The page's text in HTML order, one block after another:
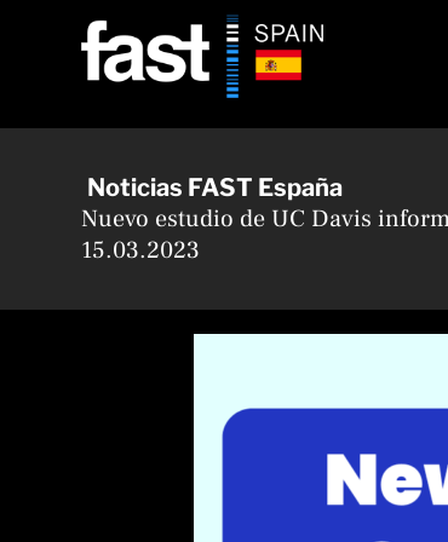
contenido
Noticias FAST España
Nuevo estudio de UC Davis
15.03.2023